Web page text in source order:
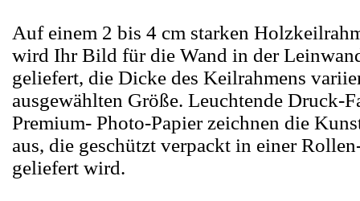
Auf einem 2 bis 4 cm starken
wird Ihr Bild für die Wand in der
geliefert, die Dicke des Keilrahmens
ausgewählten Größe. Leuchtende Druck-
Premium- Photo-Papier zeichnen die
aus, die geschützt verpackt in einer
geliefert wird.